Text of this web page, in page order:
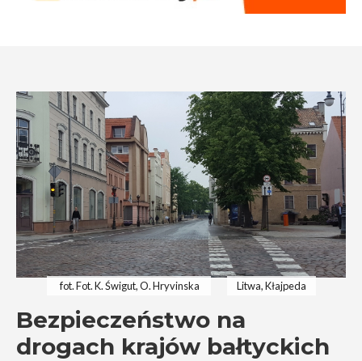
fot. Fot. K. Świgut, O. Hryvinska Litwa, Kłajpeda
Bezpieczeństwo na
drogach krajów bałtyckich